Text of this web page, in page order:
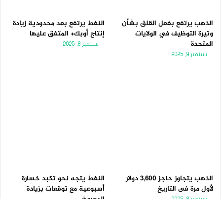
الذهب يرتفع بفعل القلق بشأن
وتيرة التوظيف في الولايات
المتحدة
سبتمبر 9, 2025
النفط يرتفع بعد محدودية زيادة
إنتاج أوبك+ المتفق عليها
سبتمبر 8, 2025
الذهب يتجاوز حاجز 3,600 دولار
لأول مرة فى التاريخ
النفط يتجه نحو تكبد خسارة
أسبوعية مع توقعات بزيادة